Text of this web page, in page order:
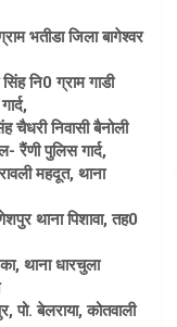
भतीडा जिला बागेश्वर
नि0 ग्राम गाडी
निवासी बैनोली
रैंणी पुलिस गार्द,
महदूत, थाना
थाना पिशावा, तह0
थाना धारचुला
बेलराया, कोतवाली